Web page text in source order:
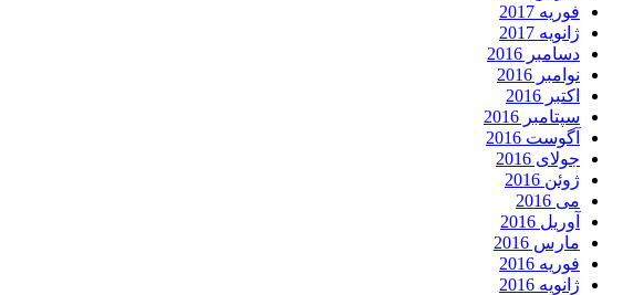
فوریه 2017
ژانویه 2017
دسامبر 2016
نوامبر 2016
اکتبر 2016
سپتامبر 2016
آگوست 2016
جولای 2016
ژوئن 2016
می 2016
آوریل 2016
مارس 2016
فوریه 2016
ژانویه 2016